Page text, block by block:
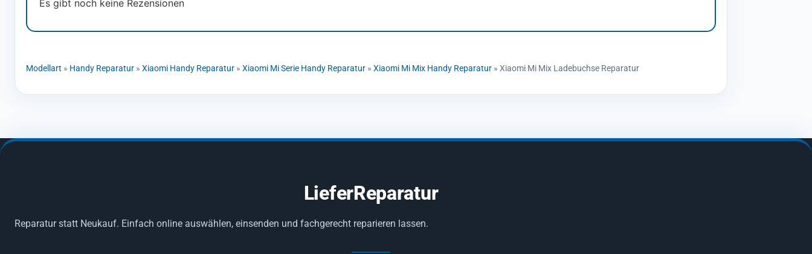
Es gibt noch keine Rezensionen
Modellart » Handy Reparatur » Xiaomi Handy Reparatur » Xiaomi Mi Serie Handy Reparatur » Xiaomi Mi Mix Handy Reparatur » Xiaomi Mi Mix Ladebuchse Reparatur
LieferReparatur
Reparatur statt Neukauf. Einfach online auswählen, einsenden und fachgerecht reparieren lassen.